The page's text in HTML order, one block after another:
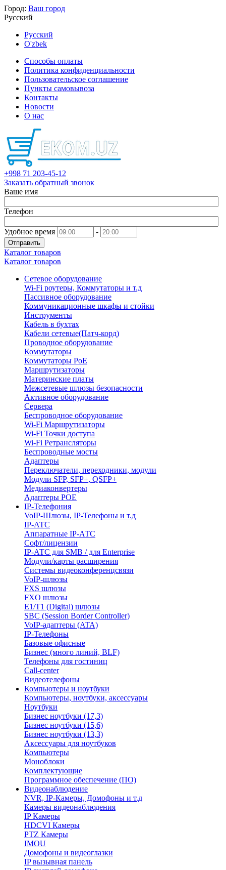
Город: Ваш город
Русский
Русский
O'zbek
Способы оплаты
Политика конфиденциальности
Пользовательское соглашение
Пункты самовывоза
Контакты
Новости
О нас
+998 71 203-45-12
Заказать обратный звонок
Ваше имя
Телефон
Удобное время -
Отправить
Каталог товаров
Каталог товаров
Сетевое оборудование
Wi-Fi роутеры, Коммутаторы и т.д
Пассивное оборудование
Коммуникационные шкафы и стойки
Инструменты
Кабель в бухтах
Кабели сетевые(Патч-корд)
Проводное оборудование
Коммутаторы
Коммутаторы PoE
Маршрутизаторы
Материнские платы
Межсетевые шлюзы безопасности
Активное оборудование
Сервера
Беспроводное оборудование
Wi-Fi Маршрутизаторы
Wi-Fi Точки доступа
Wi-Fi Ретрансляторы
Беспроводные мосты
Адаптеры
Переключатели, переходники, модули
Модули SFP, SFP+, QSFP+
Медиаконвертеры
Адаптеры POE
IP-Телефония
VoIP-Шлюзы, IP-Телефоны и т.д
IP-АТС
Аппаратные IP-АТС
Софт/лицензии
IP-АТС для SMB / для Enterprise
Модули/карты расширения
Системы видеоконференцсвязи
VoIP-шлюзы
FXS шлюзы
FXO шлюзы
E1/T1 (Digital) шлюзы
SBC (Session Border Controller)
VoIP-адаптеры (ATA)
IP-Телефоны
Базовые офисные
Бизнес (много линий, BLF)
Телефоны для гостиниц
Call-center
Видеотелефоны
Компьютеры и ноутбуки
Компьютеры, ноутбуки, аксессуары
Ноутбуки
Бизнес ноутбуки (17,3)
Бизнес ноутбуки (15,6)
Бизнес ноутбуки (13,3)
Аксессуары для ноутбуков
Компьютеры
Моноблоки
Комплектующие
Программное обеспечение (ПО)
Видеонаблюдение
NVR, IP-Камеры, Домофоны и т.д
Камеры видеонаблюдения
IP Камеры
HDCVI Камеры
PTZ Камеры
IMOU
Домофоны и видеоглазки
IP вызывная панель